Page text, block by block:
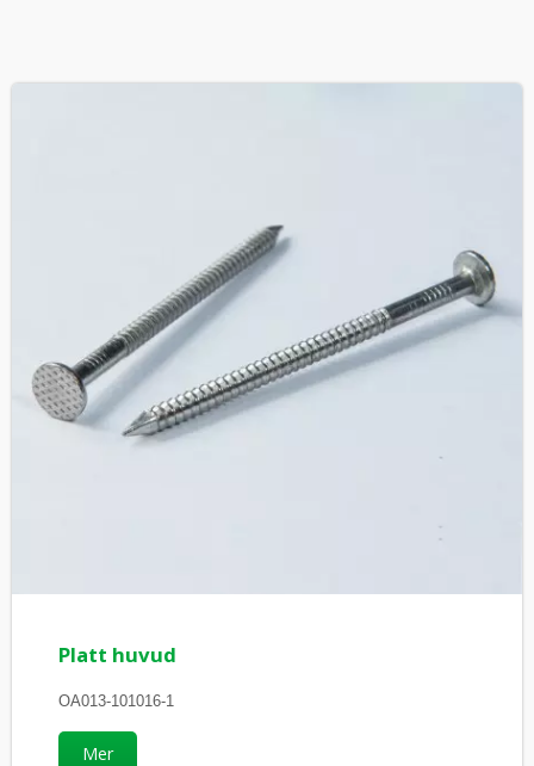
Platt huvud
OA013-101016-1
Mer